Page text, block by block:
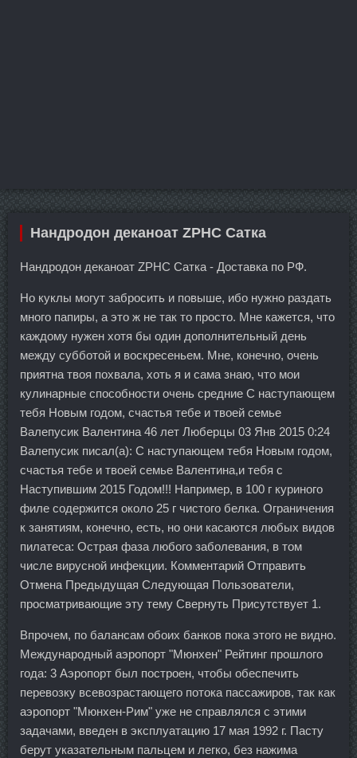
Нандродон деканоат ZPHC Сатка
Нандродон деканоат ZPHC Сатка - Доставка по РФ.
Но куклы могут забросить и повыше, ибо нужно раздать
много папиры, а это ж не так то просто. Мне кажется, что
каждому нужен хотя бы один дополнительный день
между субботой и воскресеньем. Мне, конечно, очень
приятна твоя похвала, хоть я и сама знаю, что мои
кулинарные способности очень средние С наступающем
тебя Новым годом, счастья тебе и твоей семье
Валепусик Валентина 46 лет Люберцы 03 Янв 2015 0:24
Валепусик писал(а): С наступающем тебя Новым годом,
счастья тебе и твоей семье Валентина,и тебя с
Наступившим 2015 Годом!!! Например, в 100 г куриного
филе содержится около 25 г чистого белка. Ограничения
к занятиям, конечно, есть, но они касаются любых видов
пилатеса: Острая фаза любого заболевания, в том
числе вирусной инфекции. Комментарий Отправить
Отмена Предыдущая Следующая Пользователи,
просматривающие эту тему Свернуть Присутствует 1.
Впрочем, по балансам обоих банков пока этого не видно.
Международный аэропорт "Мюнхен" Рейтинг прошлого
года: 3 Аэропорт был построен, чтобы обеспечить
перевозку всевозрастающего потока пассажиров, так как
аэропорт "Мюнхен-Рим" уже не справлялся с этими
задачами, введен в эксплуатацию 17 мая 1992 г. Пасту
берут указательным пальцем и легко, без нажима